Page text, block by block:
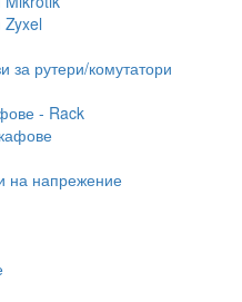
Zyxel
за рутери/комутатори
- Rack
на напрежение